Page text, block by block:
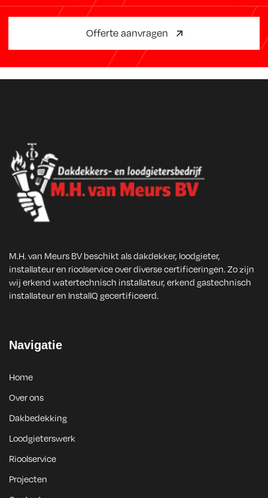
Offerte aanvragen
M.H. van Meurs BV beschikt als dakdekker, loodgieter,
installateur en rioolservice over diverse certificeringen. Zo zijn
wij erkend watertechnisch installateur, erkend gastechnisch
installateur en InstallQ gecertificeerd.
Navigatie
Home
Over ons
Dakbedekking
Loodgieterswerk
Rioolservice
Projecten